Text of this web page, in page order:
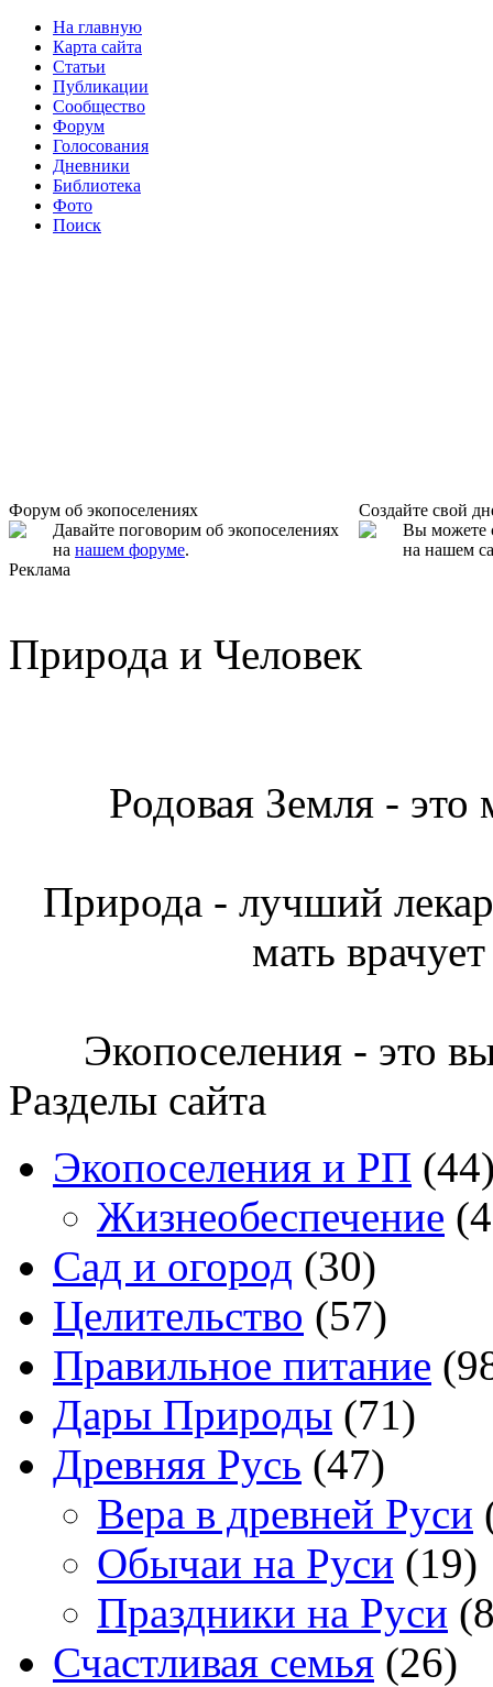
На главную
Карта сайта
Статьи
Публикации
Сообщество
Форум
Голосования
Дневники
Библиотека
Фото
Поиск
Форум об экопоселениях
Давайте поговорим об экопоселениях
на нашем форуме.
Создайте свой
Вы можете
на нашем
Реклама
Природа и Человек
Родовая Земля - это
Природа - лучший
мать
Экопоселения - это
Разделы сайта
Экопоселения и РП
Жизнеобеспечение
Сад и огород (30)
Целительство (57)
Правильное питание
Дары Природы (71)
Древняя Русь (47)
Вера в древней Руси
Обычаи на Руси (19)
Праздники на Руси
Счастливая семья (26)